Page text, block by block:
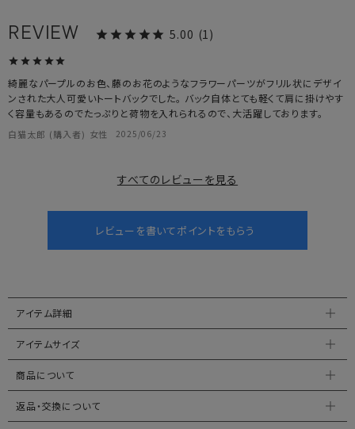
5.00 1
白猫太郎 購入者 女性 2025/06/23
綺麗なパープルのお色、藤のお花のようなフラワーパーツがフリル状にデザイ
ンされた大人可愛いトートバックでした。 バック自体とても軽くて肩に掛けやす
く容量もあるのでたっぷりと荷物を入れられるので、大活躍しております。
すべてのレビューを見る
アイテム詳細
アイテムサイズ
商品について
返品・交換について